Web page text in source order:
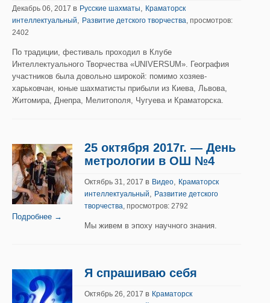
Декабрь 06, 2017 в Русские шахматы, Краматорск
интеллектуальный, Развитие детского творчества, просмотров:
2402
По традиции, фестиваль проходил в Клубе
Интеллектуального Творчества «UNIVERSUM». География
участников была довольно широкой: помимо хозяев-
харьковчан, юные шахматисты прибыли из Киева, Львова,
Житомира, Днепра, Мелитополя, Чугуева и Краматорска.
Подробнее →
25 октября 2017г. — День
метрологии в ОШ №4
Октябрь 31, 2017 в Видео, Краматорск
интеллектуальный, Развитие детского
творчества, просмотров: 2792
Мы живем в эпоху научного знания.
Я спрашиваю себя
Октябрь 26, 2017 в Краматорск